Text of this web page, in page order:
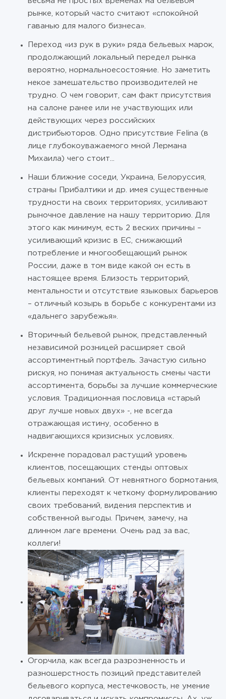
рынке, который часто считают «спокойной
гаванью для малого бизнеса».
Переход «из рук в руки» ряда бельевых марок,
продолжающий локальный передел рынка
вероятно, нормальноесостояние. Но заметить
некое замешательство производителей не
трудно. О чем говорит, сам факт присутствия
на салоне ранее или не участвующих или
действующих через российских
дистрибьюторов. Одно присутствие Felina (в
лице глубокоуважаемого мной Лермана
Михаила) чего стоит...
Наши ближние соседи, Украина, Белоруссия,
страны Прибалтики и др. имея существенные
трудности на своих территориях, усиливают
рыночное давление на нашу территорию. Для
этого как минимум, есть 2 веских причины –
усиливающий кризис в ЕС, снижающий
потребление и многообещающий рынок
России, даже в том виде какой он есть в
настоящее время. Близость территорий,
ментальности и отсутствие языковых барьеров
– отличный козырь в борьбе с конкурентами из
«дальнего зарубежья».
Вторичный бельевой рынок, представленный
независимой розницей расширяет свой
ассортиментный портфель. Зачастую сильно
рискуя, но понимая актуальность смены части
ассортимента, борьбы за лучшие коммерческие
условия. Традиционная пословица «старый
друг лучше новых двух» -, не всегда
отражающая истину, особенно в
надвигающихся кризисных условиях.
Искренне порадовал растущий уровень
клиентов, посещающих стенды оптовых
бельевых компаний. От невнятного бормотания,
клиенты переходят к четкому формулированию
своих требований, видения перспектив и
собственной выгоды. Причем, замечу, на
длинном лаге времени. Очень рад за вас,
коллеги!
Огорчила, как всегда разрозненность и
разношерстность позиций представителей
бельевого корпуса, местечковость, не умение